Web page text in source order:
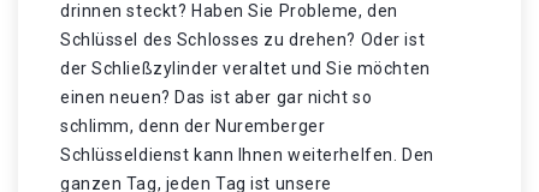
drinnen steckt? Haben Sie Probleme, den
Schlüssel des Schlosses zu drehen? Oder ist
der Schließzylinder veraltet und Sie möchten
einen neuen? Das ist aber gar nicht so
schlimm, denn der Nuremberger
Schlüsseldienst kann Ihnen weiterhelfen. Den
ganzen Tag, jeden Tag ist unsere